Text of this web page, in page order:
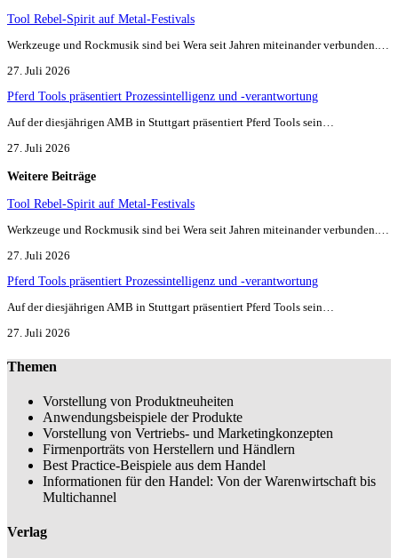
Tool Rebel-Spirit auf Metal-Festivals
Werkzeuge und Rockmusik sind bei Wera seit Jahren miteinander verbunden.…
27. Juli 2026
Pferd Tools präsentiert Prozessintelligenz und -verantwortung
Auf der diesjährigen AMB in Stuttgart präsentiert Pferd Tools sein…
27. Juli 2026
Weitere Beiträge
Tool Rebel-Spirit auf Metal-Festivals
Werkzeuge und Rockmusik sind bei Wera seit Jahren miteinander verbunden.…
27. Juli 2026
Pferd Tools präsentiert Prozessintelligenz und -verantwortung
Auf der diesjährigen AMB in Stuttgart präsentiert Pferd Tools sein…
27. Juli 2026
Themen
Vorstellung von Produktneuheiten
Anwendungsbeispiele der Produkte
Vorstellung von Vertriebs- und Marketingkonzepten
Firmenporträts von Herstellern und Händlern
Best Practice-Beispiele aus dem Handel
Informationen für den Handel: Von der Warenwirtschaft bis
Multichannel
Verlag